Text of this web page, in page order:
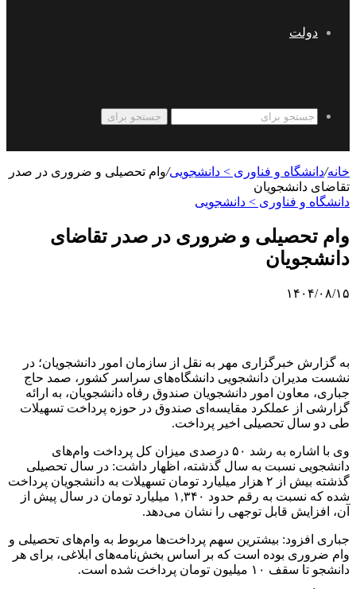
دولت
جستجو برای
خانه/دانشگاه و فناوری > دانشجویی/وام تحصیلی و ضروری در صدر
تقاضای دانشجویان
دانشگاه و فناوری > دانشجویی
وام تحصیلی و ضروری در صدر تقاضای
دانشجویان
۱۴۰۴/۰۸/۱۵
به گزارش خبرگزاری مهر به نقل از سازمان امور دانشجویان؛ در
نشست مدیران دانشجویی دانشگاه‌های سراسر کشور، صمد حاج
جباری، معاون امور دانشجویان صندوق رفاه دانشجویان، به ارائه
گزارشی از عملکرد مقایسه‌ای صندوق در حوزه پرداخت تسهیلات
طی دو سال تحصیلی اخیر پرداخت.
وی با اشاره به رشد ۵۰ درصدی میزان کل پرداخت وام‌های
دانشجویی نسبت به سال گذشته، اظهار داشت: در سال تحصیلی
گذشته بیش از ۲ هزار میلیارد تومان تسهیلات به دانشجویان پرداخت
شده که نسبت به رقم حدود ۱,۳۴۰ میلیارد تومان در سال پیش از
آن، افزایش قابل توجهی را نشان می‌دهد.
جباری افزود: بیشترین سهم پرداخت‌ها مربوط به وام‌های تحصیلی و
وام ضروری بوده است که بر اساس بخش‌نامه‌های ابلاغی، برای هر
دانشجو تا سقف ۱۰ میلیون تومان پرداخت شده است.